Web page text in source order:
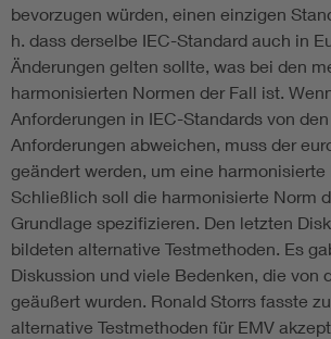
bevorzugen würden, einen einzigen
h. dass derselbe IEC-Standard auch in
Änderungen gelten sollte, was bei den
harmonisierten Normen der Fall ist.
Anforderungen in IEC-Standards von
Anforderungen abweichen, muss der
geändert werden, um eine harmonisierte
Schließlich soll die harmonisierte Norm
Grundlage spezifizieren. Den letzten
bildeten alternative Testmethoden. Es
Diskussion und viele Bedenken, die von
geäußert wurden. Ronald Storrs fasste
alternative Testmethoden für EMV